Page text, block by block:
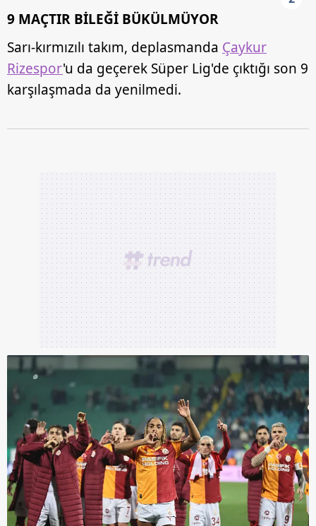
9 MAÇTIR BİLEĞİ BÜKÜLMÜYOR
Sarı-kırmızılı takım, deplasmanda Çaykur
Rizespor'u da geçerek Süper Lig'de çıktığı son 9
karşılaşmada da yenilmedi.